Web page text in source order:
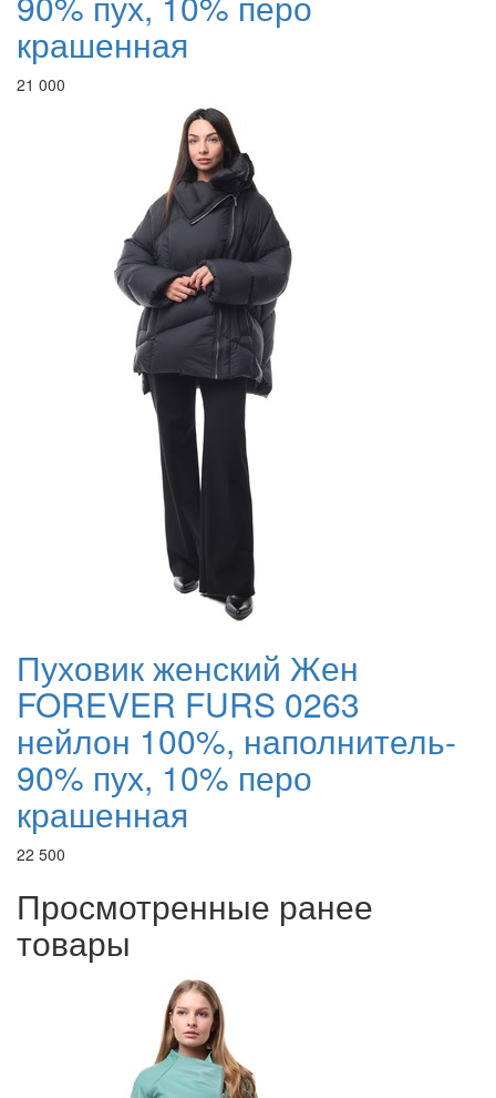
крашенная
21 000
Пуховик женский Жен
FOREVER FURS 0263
нейлон 100%, наполнитель-
90% пух, 10% перо
крашенная
22 500
Просмотренные ранее
товары